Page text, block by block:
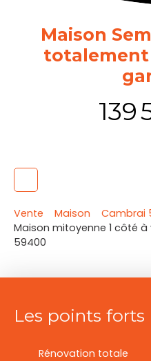
Maison
totalement
139
Vente Maison
Cambrai
Maison mitoyenne 1 côté
59400
Les points forts
Rénovation totale